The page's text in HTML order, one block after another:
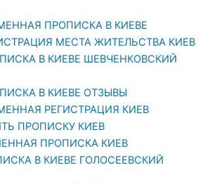
ПРОПИСКА В КИЕВЕ
МЕСТА ЖИТЕЛЬСТВА КИЕВ
В КИЕВЕ ШЕВЧЕНКОВСКИЙ
В КИЕВЕ ОТЗЫВЫ
РЕГИСТРАЦИЯ КИЕВ
ПРОПИСКУ КИЕВ
ПРОПИСКА КИЕВ
В КИЕВЕ ГОЛОСЕЕВСКИЙ